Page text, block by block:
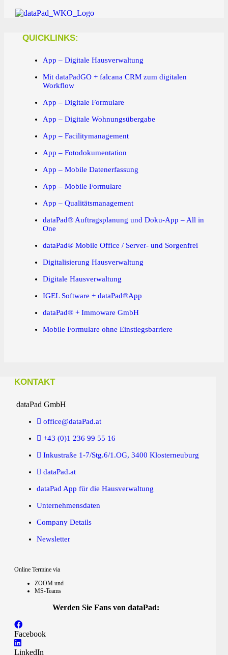
QUICKLINKS:
App – Digitale Hausverwaltung
Mit dataPadGO + falcana CRM zum digitalen
Workflow
App – Digitale Formulare
App – Digitale Wohnungsübergabe
App – Facilitymanagement
App – Fotodokumentation
App – Mobile Datenerfassung
App – Mobile Formulare
App – Qualitätsmanagement
dataPad® Auftragsplanung und Doku-App – All in
One
dataPad® Mobile Office / Server- und Sorgenfrei
Digitalisierung Hausverwaltung
Digitale Hausverwaltung
IGEL Software + dataPad®App
dataPad® + Immoware GmbH
Mobile Formulare ohne Einstiegsbarriere
KONTAKT
dataPad GmbH
office@dataPad.at
+43 (0)1 236 99 55 16
Inkustraße 1-7/Stg.6/1.OG, 3400 Klosterneuburg
dataPad.at
dataPad App für die Hausverwaltung
Unternehmensdaten
Company Details
Newsletter
Online Termine via
ZOOM und
MS-Teams
Werden Sie Fans von dataPad:
Facebook
LinkedIn